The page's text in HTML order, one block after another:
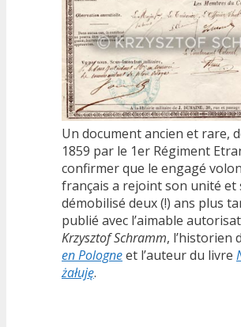
Un document ancien et rare,
1859 par le 1er Régiment
confirmer que le engagé
français a rejoint son unité et
démobilisé deux (!) ans plus
publié avec l’aimable
Krzysztof Schramm, l’historien
en Pologneet l’auteur du livre
żałuję.